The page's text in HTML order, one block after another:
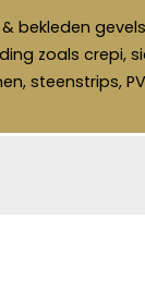
& bekleden
zoals crepi,
steenstrips,